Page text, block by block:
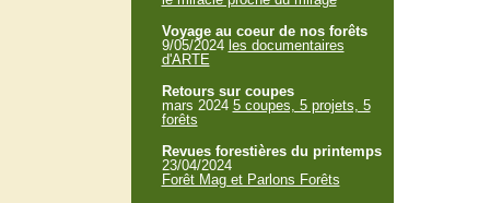
Voyage au coeur de nos forêts
9/05/2024 les documentaires
d'ARTE
Retours sur coupes
mars 2024 5 coupes, 5 projets, 5
forêts
Revues forestières du printemps
23/04/2024
Forêt Mag et Parlons Forêts